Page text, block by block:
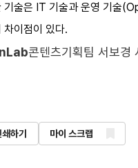
기술은 IT 기술과 운영 기술
차이점이 있다.
콘텐츠기획팀 서보경
하기 마이 스크랩